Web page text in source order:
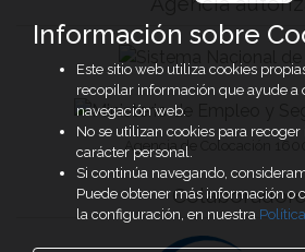
Agencia de Colocación
Información sobre
Este sitio web utiliza cookies
recopilar información que ayude a
navegación web.
No se utilizan cookies para
carácter personal.
Si continúa navegando,
Puede obtener más información o
la configuración, en nuestra